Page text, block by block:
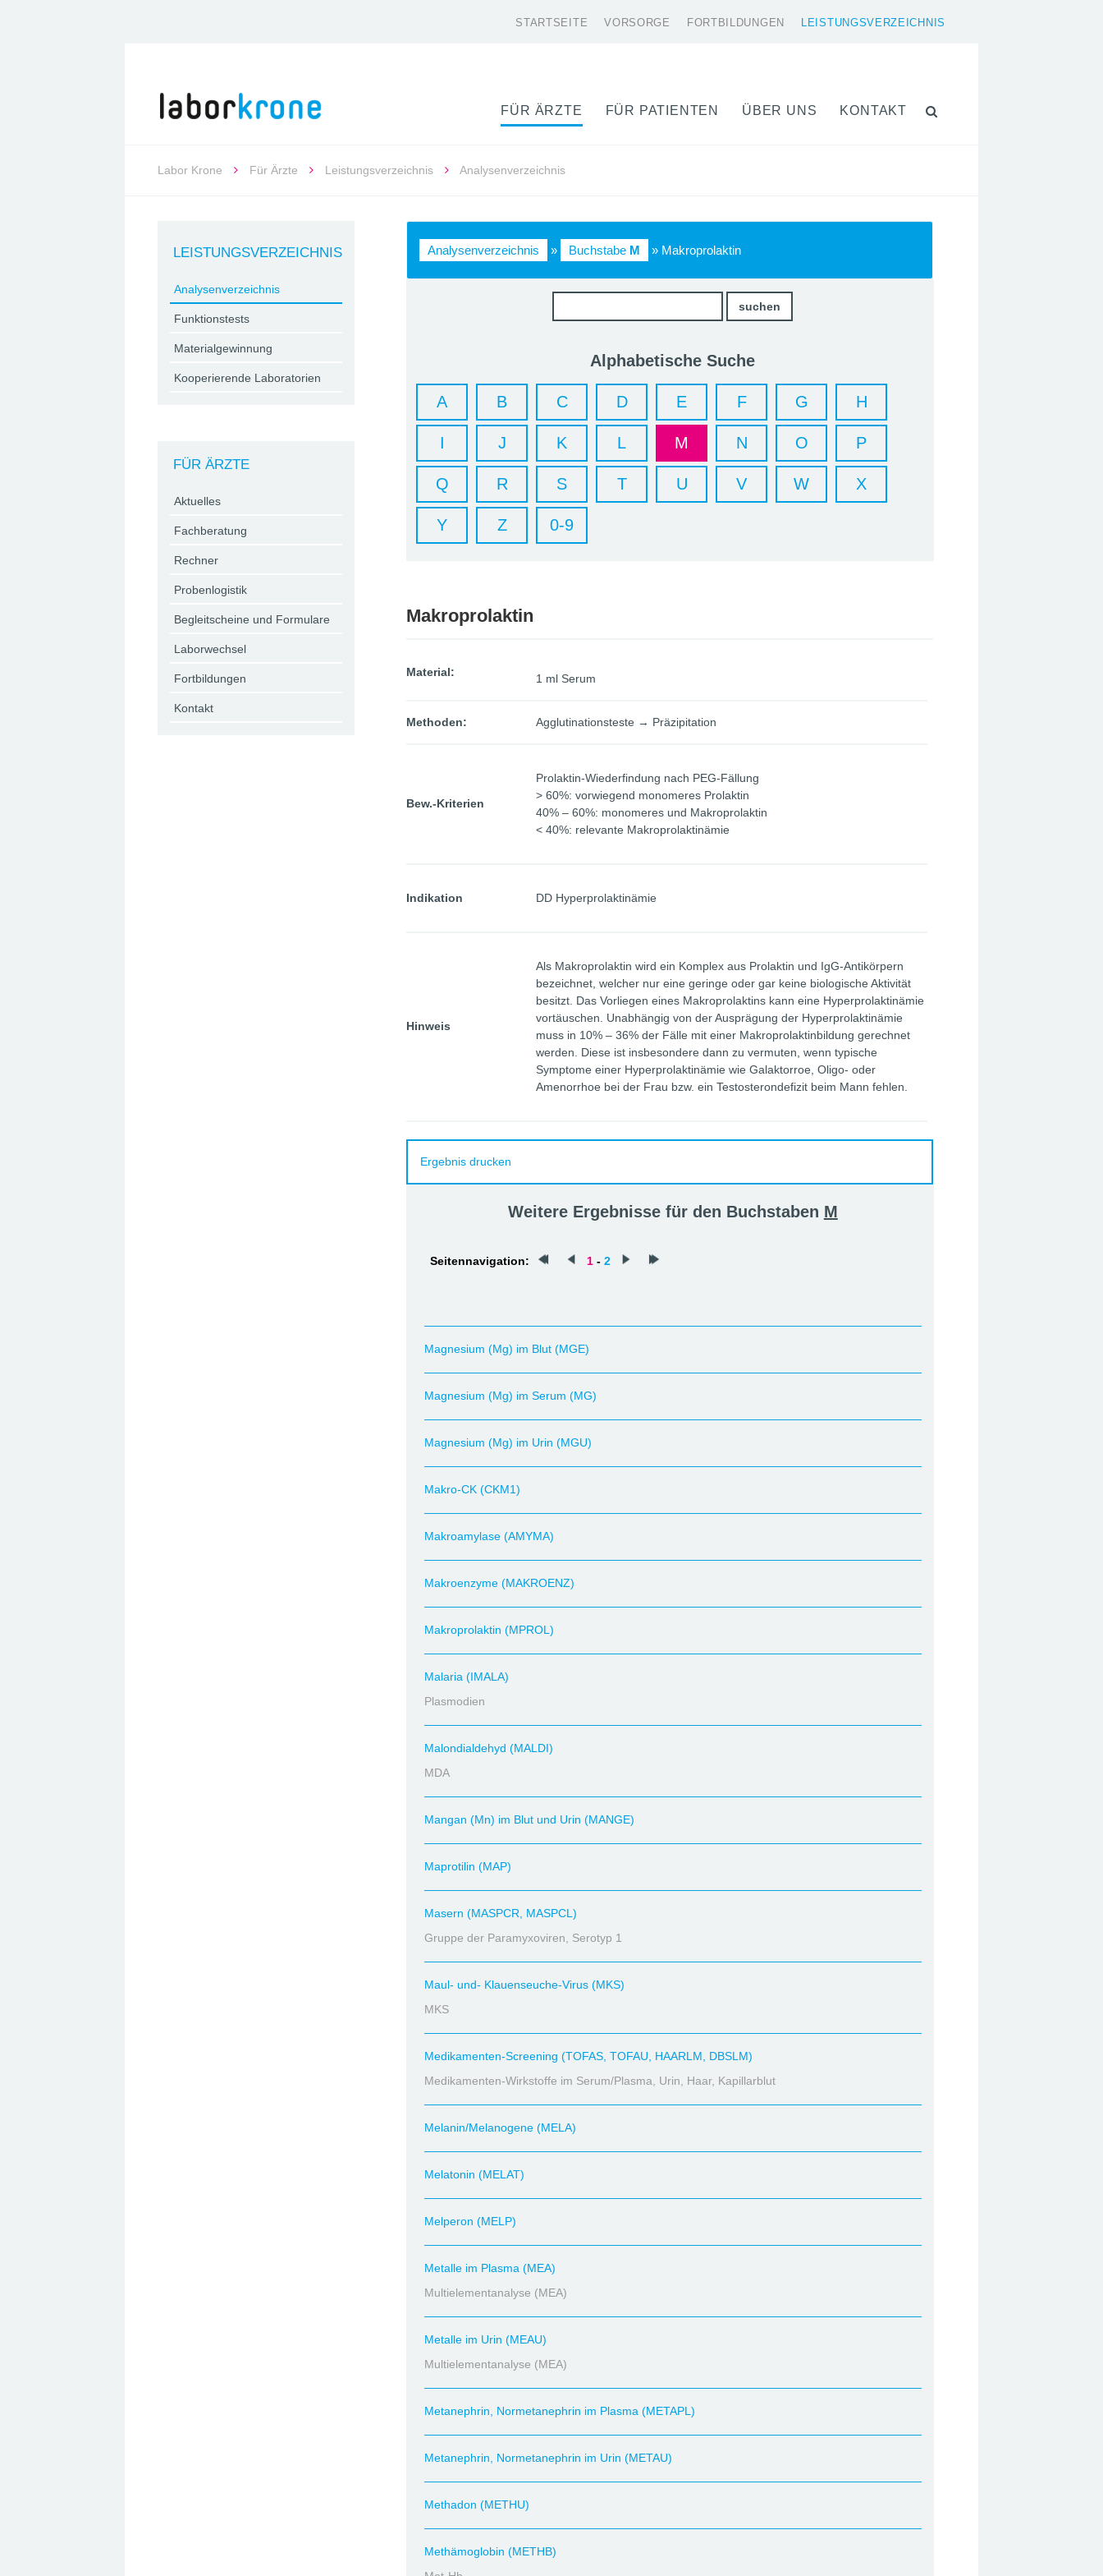
STARTSEITE VORSORGE FORTBILDUNGEN LEISTUNGSVERZEICHNIS
FÜR ÄRZTE FÜR PATIENTEN ÜBER UNS KONTAKT
Labor Krone Für Ärzte Leistungsverzeichnis Analysenverzeichnis
Analysenverzeichnis » Buchstabe M » Makroprolaktin
Alphabetische Suche
A B C D E F G H
I J K L M N O P
Q R S T U V W X
Y Z 0-9
Makroprolaktin
Material: 1 ml Serum
Methoden: Agglutinationsteste → Präzipitation
Bew.-Kriterien
Prolaktin-Wiederfindung nach PEG-Fällung
> 60%: vorwiegend monomeres Prolaktin
40% – 60%: monomeres und Makroprolaktin
< 40%: relevante Makroprolaktinämie
Indikation DD Hyperprolaktinämie
Hinweis
Als Makroprolaktin wird ein Komplex aus Prolaktin und IgG-Antikörpern
bezeichnet, welcher nur eine geringe oder gar keine biologische Aktivität
besitzt. Das Vorliegen eines Makroprolaktins kann eine Hyperprolaktinämie
vortäuschen. Unabhängig von der Ausprägung der Hyperprolaktinämie
muss in 10% – 36% der Fälle mit einer Makroprolaktinbildung gerechnet
werden. Diese ist insbesondere dann zu vermuten, wenn typische
Symptome einer Hyperprolaktinämie wie Galaktorroe, Oligo- oder
Amenorrhoe bei der Frau bzw. ein Testosterondefizit beim Mann fehlen.
Ergebnis drucken
Weitere Ergebnisse für den Buchstaben M
Seitennavigation: 1 - 2
Magnesium (Mg) im Blut (MGE)
Magnesium (Mg) im Serum (MG)
Magnesium (Mg) im Urin (MGU)
Makro-CK (CKM1)
Makroamylase (AMYMA)
Makroenzyme (MAKROENZ)
Makroprolaktin (MPROL)
Malaria (IMALA)
Plasmodien
Malondialdehyd (MALDI)
MDA
Mangan (Mn) im Blut und Urin (MANGE)
Maprotilin (MAP)
Masern (MASPCR, MASPCL)
Gruppe der Paramyxoviren, Serotyp 1
Maul- und- Klauenseuche-Virus (MKS)
MKS
Medikamenten-Screening (TOFAS, TOFAU, HAARLM, DBSLM)
Medikamenten-Wirkstoffe im Serum/Plasma, Urin, Haar, Kapillarblut
Melanin/Melanogene (MELA)
Melatonin (MELAT)
Melperon (MELP)
Metalle im Plasma (MEA)
Multielementanalyse (MEA)
Metalle im Urin (MEAU)
Multielementanalyse (MEA)
Metanephrin, Normetanephrin im Plasma (METAPL)
Metanephrin, Normetanephrin im Urin (METAU)
Methadon (METHU)
Methämoglobin (METHB)
LEISTUNGSVERZEICHNIS
Analysenverzeichnis
Funktionstests
Materialgewinnung
Kooperierende Laboratorien
FÜR ÄRZTE
Aktuelles
Fachberatung
Rechner
Probenlogistik
Begleitscheine und Formulare
Laborwechsel
Fortbildungen
Kontakt